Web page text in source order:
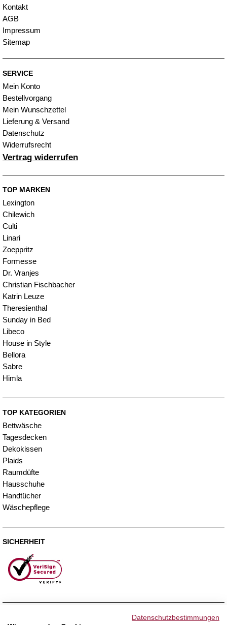
Kontakt
AGB
Impressum
Sitemap
SERVICE
Mein Konto
Bestellvorgang
Mein Wunschzettel
Lieferung & Versand
Datenschutz
Widerrufsrecht
Vertrag widerrufen
TOP MARKEN
Lexington
Chilewich
Culti
Linari
Zoeppritz
Formesse
Dr. Vranjes
Christian Fischbacher
Katrin Leuze
Theresienthal
Sunday in Bed
Libeco
House in Style
Bellora
Sabre
Himla
TOP KATEGORIEN
Bettwäsche
Tagesdecken
Dekokissen
Plaids
Raumdüfte
Hausschuhe
Handtücher
Wäschepflege
SICHERHEIT
Datenschutzbestimmungen